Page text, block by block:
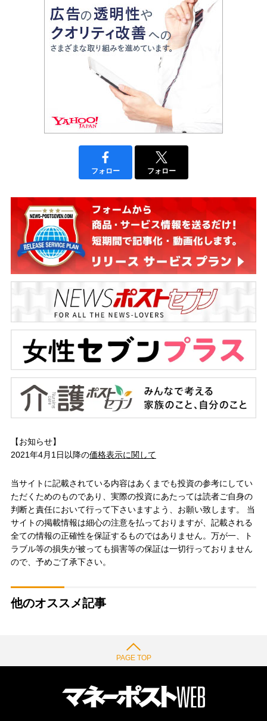
フォロー フォロー
【お知らせ】
2021年4月1日以降の価格表示に関して
当サイトに記載されている内容はあくまでも投資の参考にしてい
ただくためのものであり、実際の投資にあたっては読者ご自身の
判断と責任において行って下さいますよう、お願い致します。 当
サイトの掲載情報は細心の注意を払っておりますが、記載される
全ての情報の正確性を保証するものではありません。万が一、ト
ラブル等の損失が被っても損害等の保証は一切行っておりません
ので、予めご了承下さい。
他のオススメ記事
PAGE TOP